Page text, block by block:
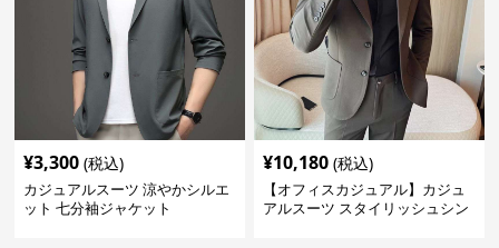
¥3,300 (税込)
カジュアルスーツ 涼やかシルエ
ット 七分袖ジャケット
¥10,180 (税込)
【オフィスカジュアル】カジュ
アルスーツ スタイリッシュシン